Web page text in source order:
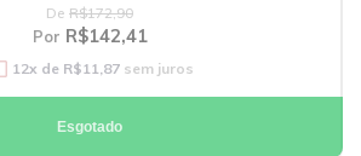
De R$172,90
Por R$142,41
12x de R$11,87 sem juros
Esgotado